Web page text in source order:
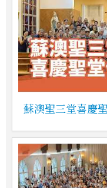
蘇澳聖三堂喜慶